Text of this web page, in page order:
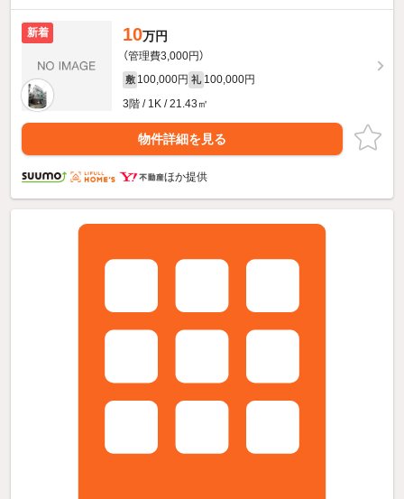
新着 10万円
（管理費3,000円）
敷 100,000円 礼 100,000円
3階 / 1K / 21.43㎡
物件詳細を見る
ほか提供